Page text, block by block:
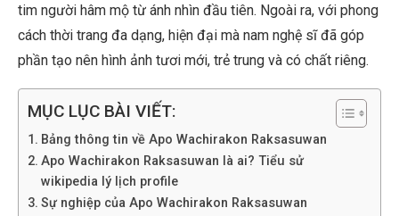
tim người hâm mộ từ ánh nhìn đầu tiên. Ngoài ra, với phong
cách thời trang đa dạng, hiện đại mà nam nghệ sĩ đã góp
phần tạo nên hình ảnh tươi mới, trẻ trung và có chất riêng.
MỤC LỤC BÀI VIẾT:
Bảng thông tin về Apo Wachirakon Raksasuwan
Apo Wachirakon Raksasuwan là ai? Tiểu sử
wikipedia lý lịch profile
Sự nghiệp của Apo Wachirakon Raksasuwan